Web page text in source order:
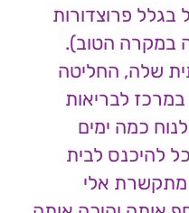
פרוצדורות
במקרה הטוב).
שלה, החליטה
לבריאות
כמה ימים
להיכנס לבית
מתקשרת אלי